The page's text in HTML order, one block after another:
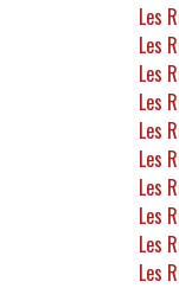
Les
Les
Les
Les
Les
Les
Les
Les
Les
Les